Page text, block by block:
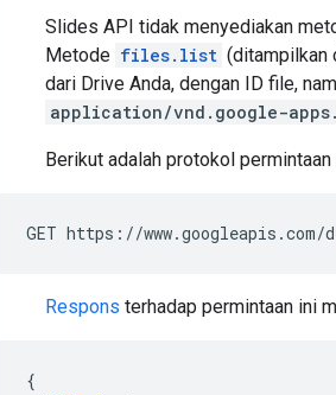
Slides API tidak menyediakan
Metode files.list (ditampilkan
dari Drive Anda, dengan ID file,
application/vnd.google-
Berikut adalah protokol
GET https://
Respons terhadap permintaan ini
{